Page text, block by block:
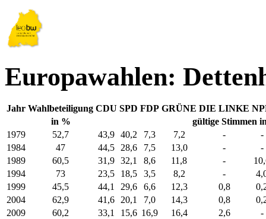
Europawahlen:
Jahr Wahlbeteiligung CDU SPD FDP GRÜNE DIE LINKE
in %
gültige Stimmen
1979
52,7 43,9 40,2 7,3 7,2 -
-
1984
47 44,5 28,6 7,5 13,0 -
-
1989
60,5 31,9 32,1 8,6 11,8 -
1994
73 23,5 18,5 3,5 8,2 -
1999
45,5 44,1 29,6 6,6 12,3 0,8
2004
62,9 41,6 20,1 7,0 14,3 0,8
2009
60,2 33,1 15,6 16,9 16,4 2,6 -